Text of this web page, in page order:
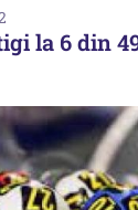
la 6 din